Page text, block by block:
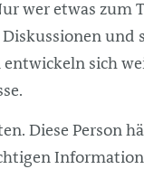
wer etwas zum
und
entwickeln sich
Diese Person